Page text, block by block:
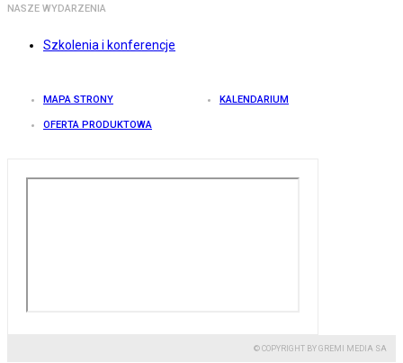
NASZE WYDARZENIA
Szkolenia i konferencje
MAPA STRONY KALENDARIUM
OFERTA PRODUKTOWA
© COPYRIGHT BY GREMI MEDIA SA